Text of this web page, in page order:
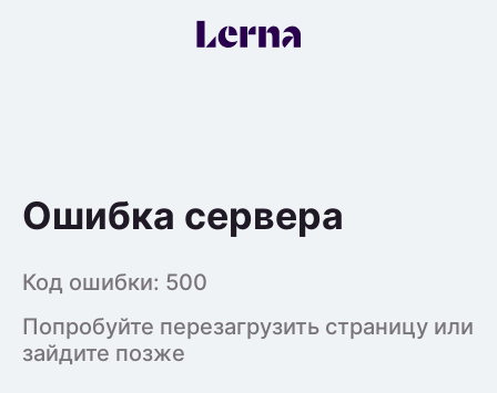
Ошибка сервера
Код ошибки: 500
Попробуйте перезагрузить страницу или
зайдите позже